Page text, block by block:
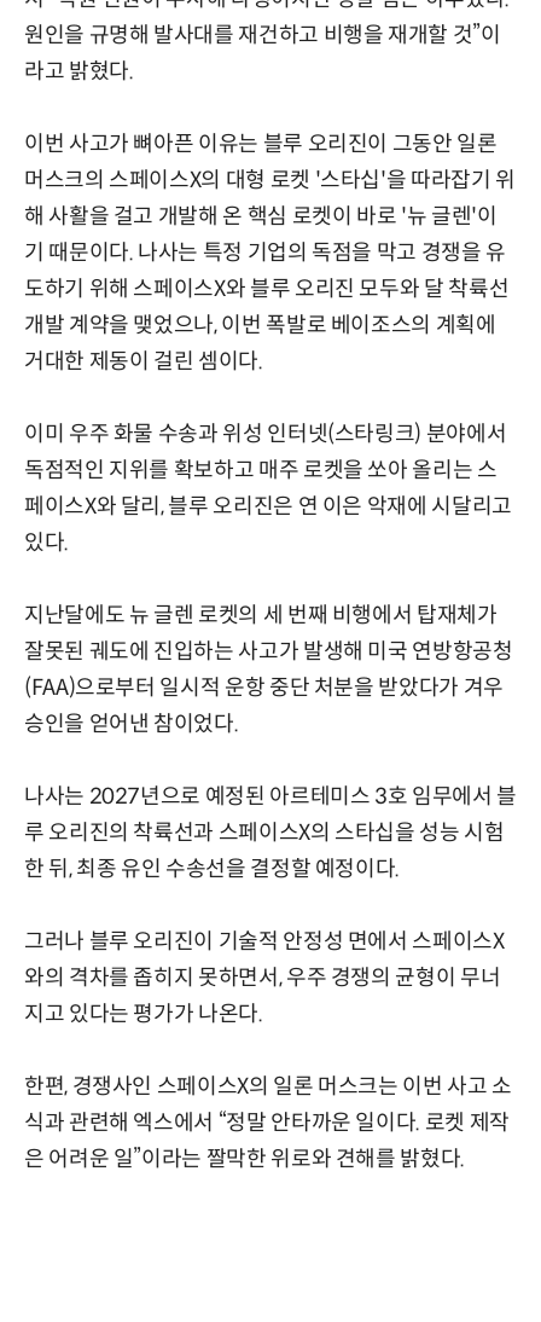
원인을 규명해 발사대를 재건하고 비행을 재개할 것”이
라고 밝혔다.
이번 사고가 뼈아픈 이유는 블루 오리진이 그동안 일론
머스크의 스페이스X의 대형 로켓 '스타십'을 따라잡기 위
해 사활을 걸고 개발해 온 핵심 로켓이 바로 '뉴 글렌'이
기 때문이다. 나사는 특정 기업의 독점을 막고 경쟁을 유
도하기 위해 스페이스X와 블루 오리진 모두와 달 착륙선
개발 계약을 맺었으나, 이번 폭발로 베이조스의 계획에
거대한 제동이 걸린 셈이다.
이미 우주 화물 수송과 위성 인터넷(스타링크) 분야에서
독점적인 지위를 확보하고 매주 로켓을 쏘아 올리는 스
페이스X와 달리, 블루 오리진은 연 이은 악재에 시달리고
있다.
지난달에도 뉴 글렌 로켓의 세 번째 비행에서 탑재체가
잘못된 궤도에 진입하는 사고가 발생해 미국 연방항공청
(FAA)으로부터 일시적 운항 중단 처분을 받았다가 겨우
승인을 얻어낸 참이었다.
나사는 2027년으로 예정된 아르테미스 3호 임무에서 블
루 오리진의 착륙선과 스페이스X의 스타십을 성능 시험
한 뒤, 최종 유인 수송선을 결정할 예정이다.
그러나 블루 오리진이 기술적 안정성 면에서 스페이스X
와의 격차를 좁히지 못하면서, 우주 경쟁의 균형이 무너
지고 있다는 평가가 나온다.
한편, 경쟁사인 스페이스X의 일론 머스크는 이번 사고 소
식과 관련해 엑스에서 “정말 안타까운 일이다. 로켓 제작
은 어려운 일”이라는 짤막한 위로와 견해를 밝혔다.